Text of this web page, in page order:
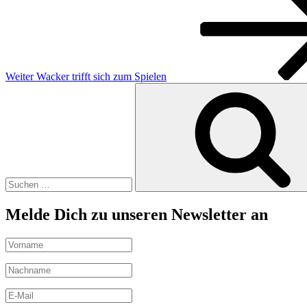
Weiter Wacker trifft sich zum Spielen
Melde Dich zu unseren Newsletter an